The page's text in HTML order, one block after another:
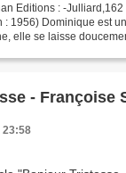
Editions : -
1956) Dominique est
elle se laisse
- Françoise
23:58